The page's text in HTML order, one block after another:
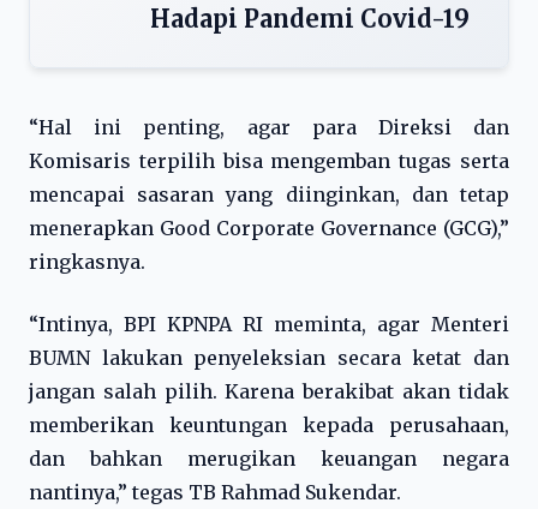
Hadapi Pandemi Covid-19
“Hal ini penting, agar para Direksi dan
Komisaris terpilih bisa mengemban tugas serta
mencapai sasaran yang diinginkan, dan tetap
menerapkan Good Corporate Governance (GCG),”
ringkasnya.
“Intinya, BPI KPNPA RI meminta, agar Menteri
BUMN lakukan penyeleksian secara ketat dan
jangan salah pilih. Karena berakibat akan tidak
memberikan keuntungan kepada perusahaan,
dan bahkan merugikan keuangan negara
nantinya,” tegas TB Rahmad Sukendar.